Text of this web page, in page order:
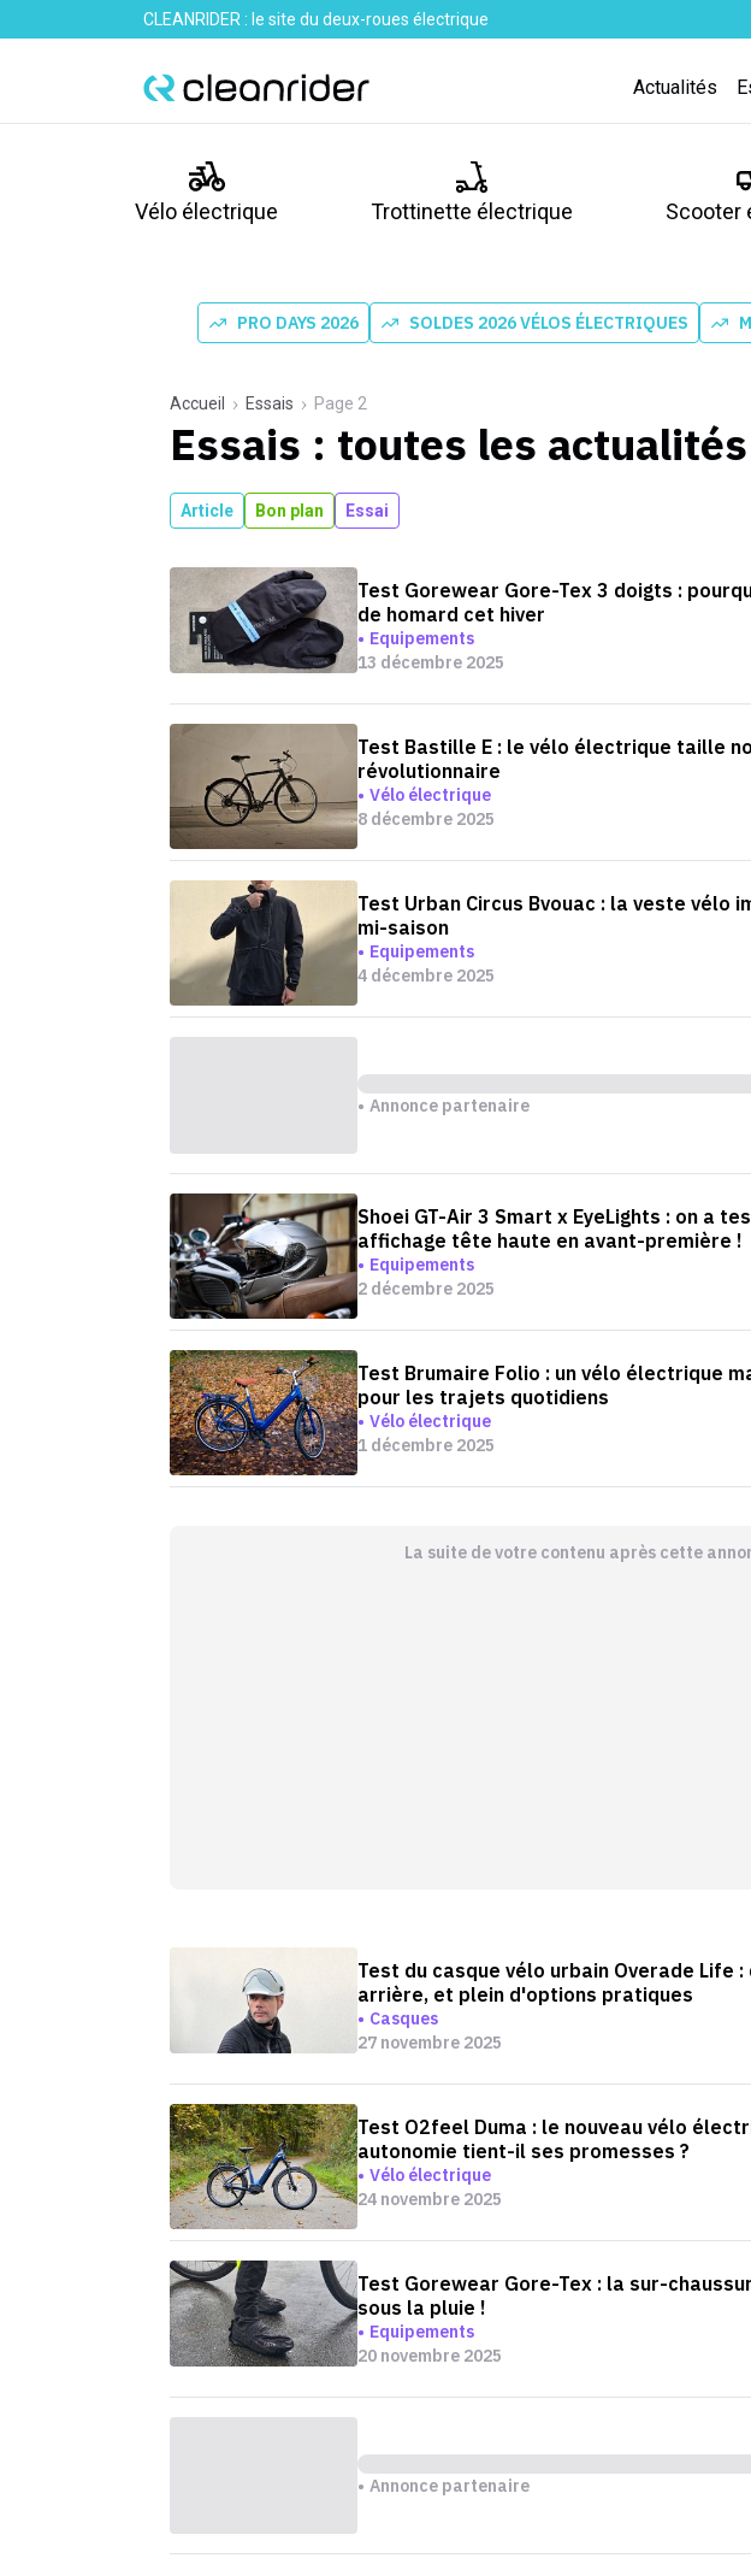
CLEANRIDER : le site du deux-roues électrique
Actualités
Vélo électrique Trottinette électrique Scooter
PRO DAYS 2026 SOLDES 2026 VÉLOS ÉLECTRIQUES
Accueil Essais Page 2
Essais : toutes les
Article Bon plan Essai
Test Gorewear Gore-Tex 3 doigts :
de homard cet hiver
Equipements
13 décembre 2025
Test Bastille E : le vélo électrique taille
révolutionnaire
Vélo électrique
8 décembre 2025
Test Urban Circus Bvouac : la veste vélo
mi-saison
Equipements
4 décembre 2025
Annonce partenaire
Shoei GT-Air 3 Smart x EyeLights : on a
affichage tête haute en avant-première !
Equipements
2 décembre 2025
Test Brumaire Folio : un vélo électrique
pour les trajets quotidiens
Vélo électrique
1 décembre 2025
La suite de votre contenu après cette
Test du casque vélo urbain Overade Life
arrière, et plein d'options pratiques
Casques
27 novembre 2025
Test O2feel Duma : le nouveau vélo
autonomie tient-il ses promesses ?
Vélo électrique
24 novembre 2025
Test Gorewear Gore-Tex : la sur-
sous la pluie !
Equipements
20 novembre 2025
Annonce partenaire